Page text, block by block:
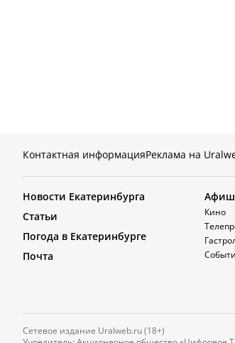
Контактная информацияРеклама на
Новости Екатеринбурга
Статьи
Погода в Екатеринбурге
Почта
Кино
Сетевое издание Uralweb.ru (18+)